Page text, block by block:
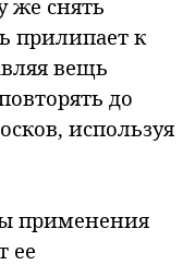
же снять
прилипает к
вещь
до
используя
применения
ее